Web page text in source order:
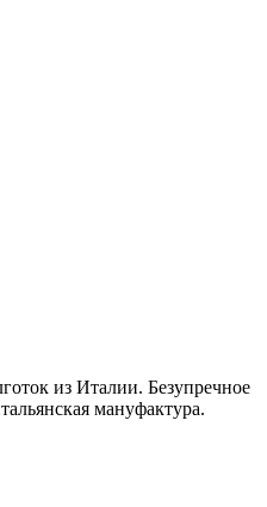
из Италии. Безупречное
мануфактура.